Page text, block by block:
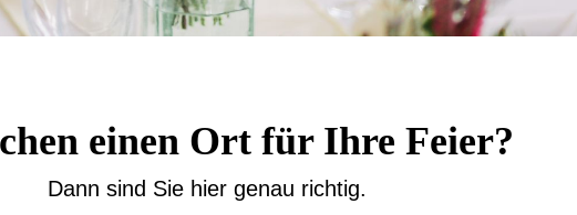
einen Ort für Ihre Feier?
Dann sind Sie hier genau richtig.